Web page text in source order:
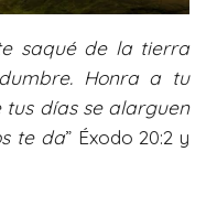
saqué de la tierra
Honra a tu
días se alarguen
te da” Éxodo 20:2 y